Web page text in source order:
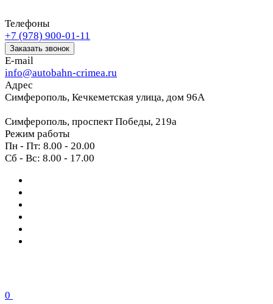
Телефоны
+7 (978) 900-01-11
Заказать звонок
E-mail
info@autobahn-crimea.ru
Адрес
Симферополь, Кечкеметская улица, дом 96А
Симферополь, проспект Победы, 219а
Режим работы
Пн - Пт: 8.00 - 20.00
Сб - Вс: 8.00 - 17.00
0